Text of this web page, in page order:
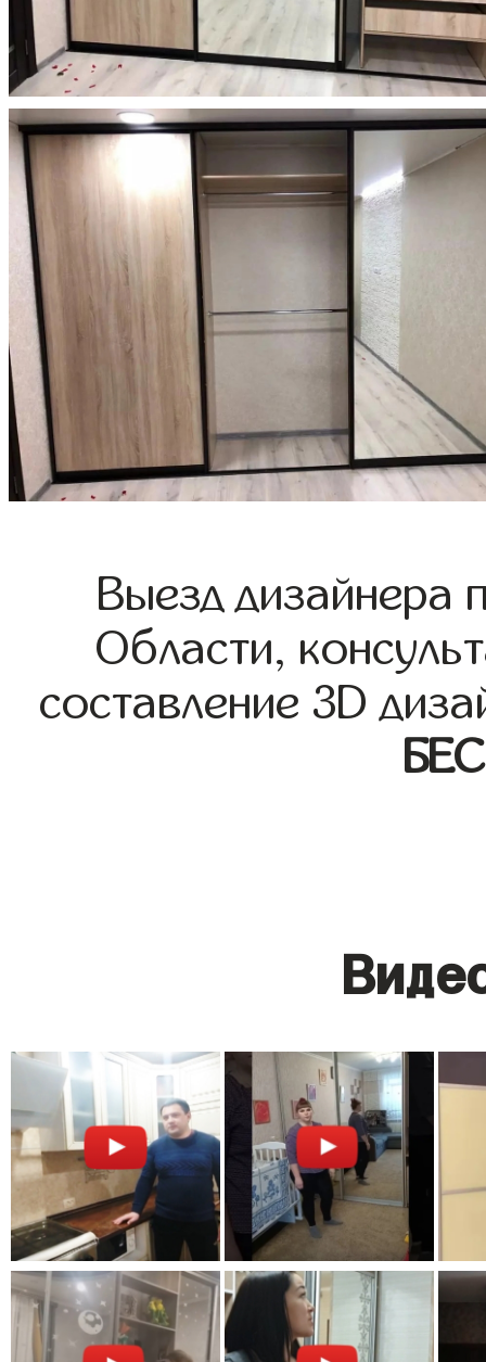
Выезд дизайнера
Области,
составление 3D